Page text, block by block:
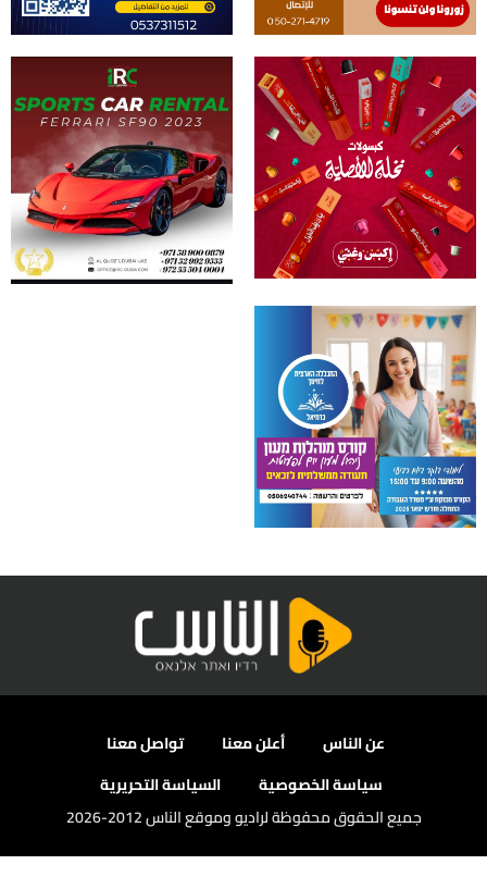
عن الناس أعلن معنا
تواصل معنا
سياسة الخصوصية
السياسة التحريرية
جميع الحقوق محفوظة لراديو وموقع الناس 2012-2026